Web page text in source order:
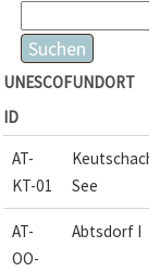
Suchen
UNESCO
ID
FUNDORT
AT-
KT-01
See
AT-
OO-
Abtsdorf I